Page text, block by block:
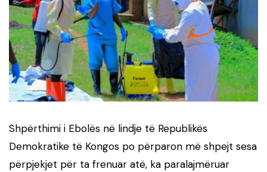
Shpërthimi i Ebolës në lindje të Republikës
Demokratike të Kongos po përparon më shpejt sesa
përpjekjet për ta frenuar atë, ka paralajmëruar